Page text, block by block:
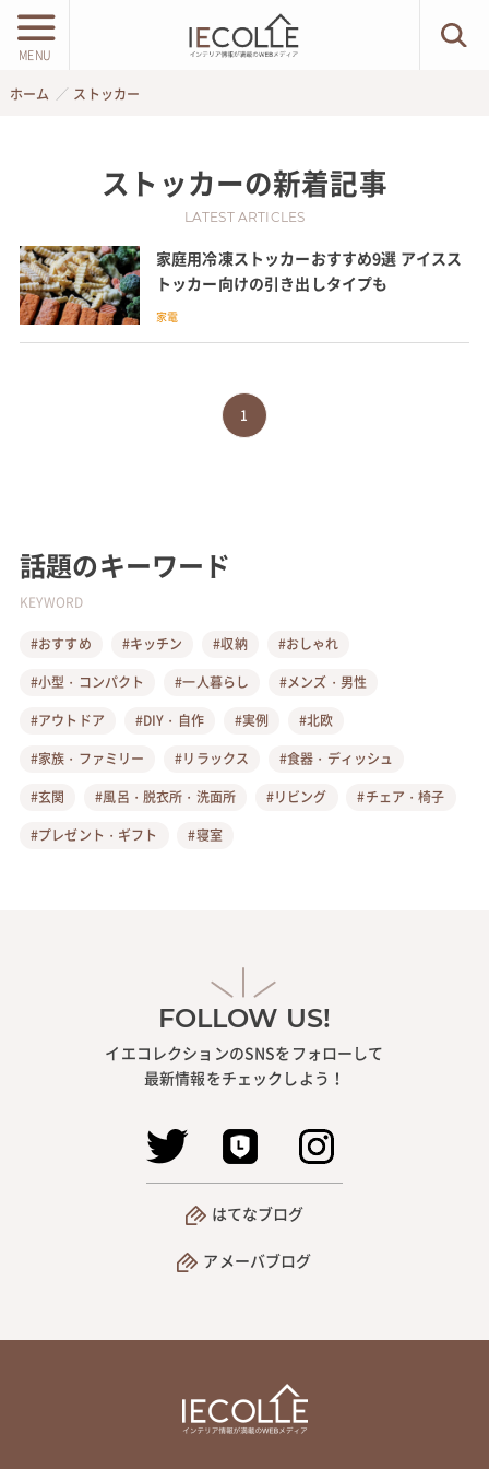
MENU
ホーム ストッカー
ストッカーの新着記事
LATEST ARTICLES
家庭用冷凍ストッカーおすすめ9選 アイスス
トッカー向けの引き出しタイプも
家電
1
話題のキーワード
KEYWORD
#おすすめ #キッチン #収納
#おしゃれ
#小型・コンパクト
#一人暮らし
#メンズ・男性
#アウトドア
#DIY・自作 #実例
#北欧
#家族・ファミリー
#リラックス
#食器・ディッシュ
#玄関
#風呂・脱衣所・洗面所 #リビング
#チェア・椅子
#プレゼント・ギフト
#寝室
FOLLOW US!
イエコレクションのSNSをフォローして
最新情報をチェックしよう！
はてなブログ
アメーバブログ